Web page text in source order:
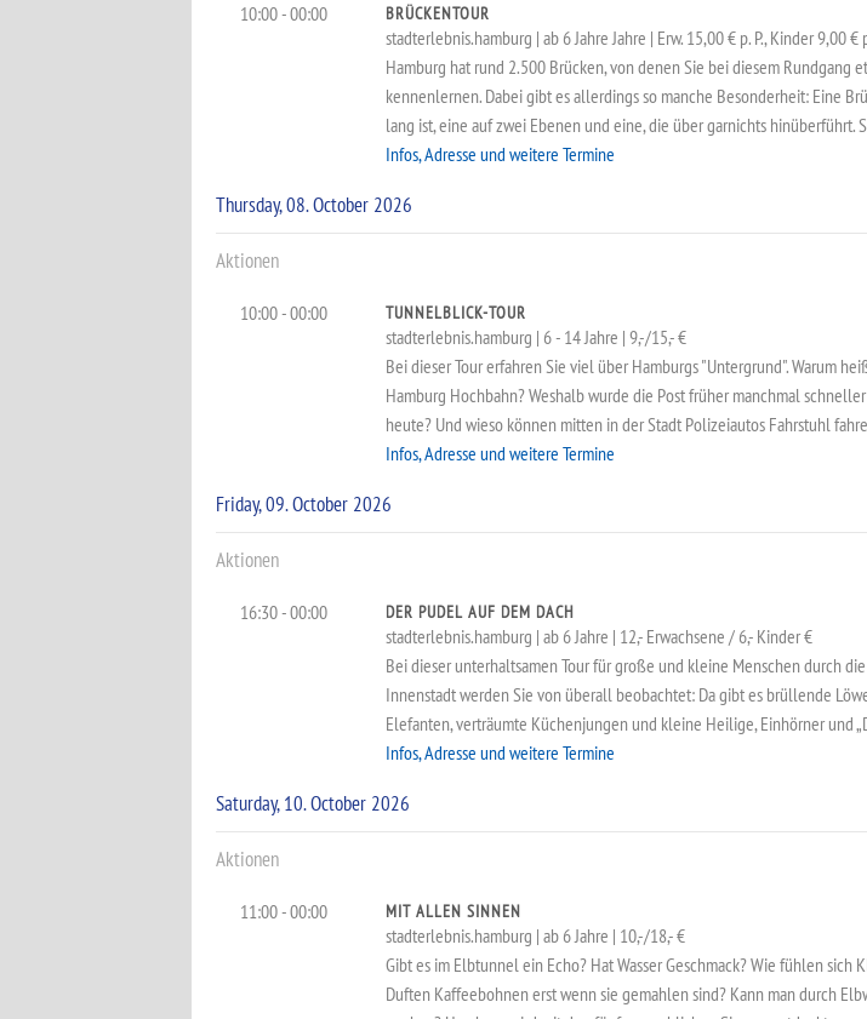
10:00 - 00:00 BRÜCKENTOUR
stadterlebnis.hamburg | ab 6 Jahre Jahre | Erw. 15,00 € p. P., Kinder 9,00 €
Hamburg hat rund 2.500 Brücken, von denen Sie bei diesem Rundgang
kennenlernen. Dabei gibt es allerdings so manche Besonderheit: Eine
lang ist, eine auf zwei Ebenen und eine, die über garnichts hinüberführt.
Infos, Adresse und weitere Termine
Thursday, 08. October 2026
Aktionen
10:00 - 00:00 TUNNELBLICK-TOUR
stadterlebnis.hamburg | 6 - 14 Jahre | 9,-/15,- €
Bei dieser Tour erfahren Sie viel über Hamburgs "Untergrund". Warum
Hamburg Hochbahn? Weshalb wurde die Post früher manchmal
heute? Und wieso können mitten in der Stadt Polizeiautos Fahrstuhl
Infos, Adresse und weitere Termine
Friday, 09. October 2026
Aktionen
16:30 - 00:00 DER PUDEL AUF DEM DACH
stadterlebnis.hamburg | ab 6 Jahre | 12,- Erwachsene / 6,- Kinder €
Bei dieser unterhaltsamen Tour für große und kleine Menschen durch
Innenstadt werden Sie von überall beobachtet: Da gibt es brüllende
Elefanten, verträumte Küchenjungen und kleine Heilige, Einhörner und
Infos, Adresse und weitere Termine
Saturday, 10. October 2026
Aktionen
11:00 - 00:00 MIT ALLEN SINNEN
stadterlebnis.hamburg | ab 6 Jahre | 10,-/18,- €
Gibt es im Elbtunnel ein Echo? Hat Wasser Geschmack? Wie fühlen sich
Duften Kaffeebohnen erst wenn sie gemahlen sind? Kann man durch